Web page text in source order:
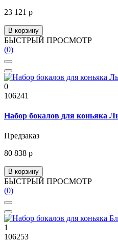
23 121 р
В корзину
БЫСТРЫЙ ПРОСМОТР
(0)
0
106241
Набор бокалов для коньяка
Предзаказ
80 838 р
В корзину
БЫСТРЫЙ ПРОСМОТР
(0)
1
106253